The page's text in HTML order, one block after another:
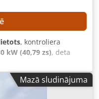
, kontroliera
kW (40,79 zs), deta
detaļas
barošanas ātrums:80
izstrādājuma
izstrādājuma platums:
Mazā sludinājuma